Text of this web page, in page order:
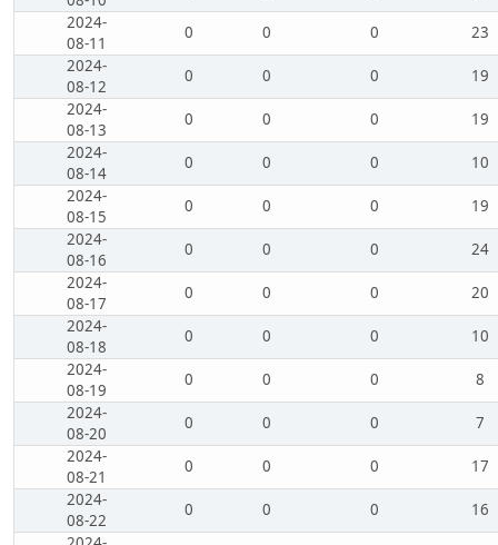
2024-
08-11
0 0 0
23
2024-
08-12
0 0 0
19
2024-
08-13
0 0 0
19
2024-
08-14
0 0 0
10
2024-
08-15
0 0 0
19
2024-
08-16
0 0 0
24
2024-
08-17
0 0 0
20
2024-
08-18
0 0 0
10
2024-
08-19
0 0 0
8
2024-
08-20
0 0 0
7
2024-
08-21
0 0 0
17
2024-
08-22
0 0 0
16